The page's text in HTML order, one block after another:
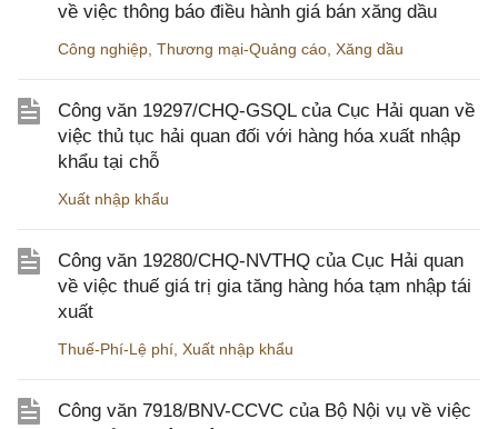
về việc thông báo điều hành giá bán xăng dầu
Công nghiệp Thương mại-Quảng cáo Xăng dầu
Công văn 19297/CHQ-GSQL của Cục Hải quan về
việc thủ tục hải quan đối với hàng hóa xuất nhập
khẩu tại chỗ
Xuất nhập khẩu
Công văn 19280/CHQ-NVTHQ của Cục Hải quan
về việc thuế giá trị gia tăng hàng hóa tạm nhập tái
xuất
Thuế-Phí-Lệ phí Xuất nhập khẩu
Công văn 7918/BNV-CCVC của Bộ Nội vụ về việc